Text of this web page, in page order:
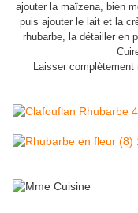
ajouter la maïzena, bien
puis ajouter le lait et la
rhubarbe, la détailler en
Laisser